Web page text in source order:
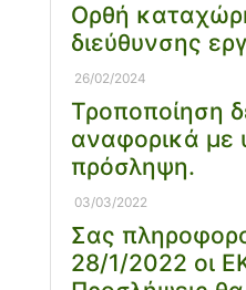
Ορθή
διεύθυνσης
26/02/2024
Τροποποίηση
αναφορικά με
πρόσληψη.
03/03/2022
Σας
28/1/2022 οι